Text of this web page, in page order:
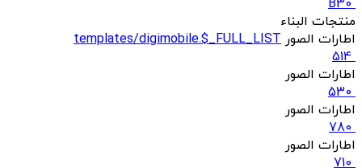
B30
منتجات البناء
اطارات الصور templates/digimobile.$_FULL_LIST
514
اطارات الصور
530
اطارات الصور
780
اطارات الصور
710